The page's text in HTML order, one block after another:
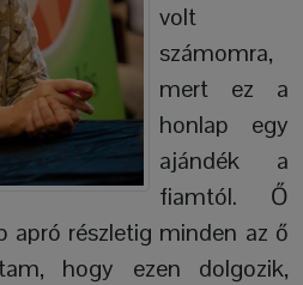
volt
számomra,
mert ez a
honlap egy
ajándék a
fiamtól. Ő
apró részletig minden az ő
hogy ezen dolgozik,